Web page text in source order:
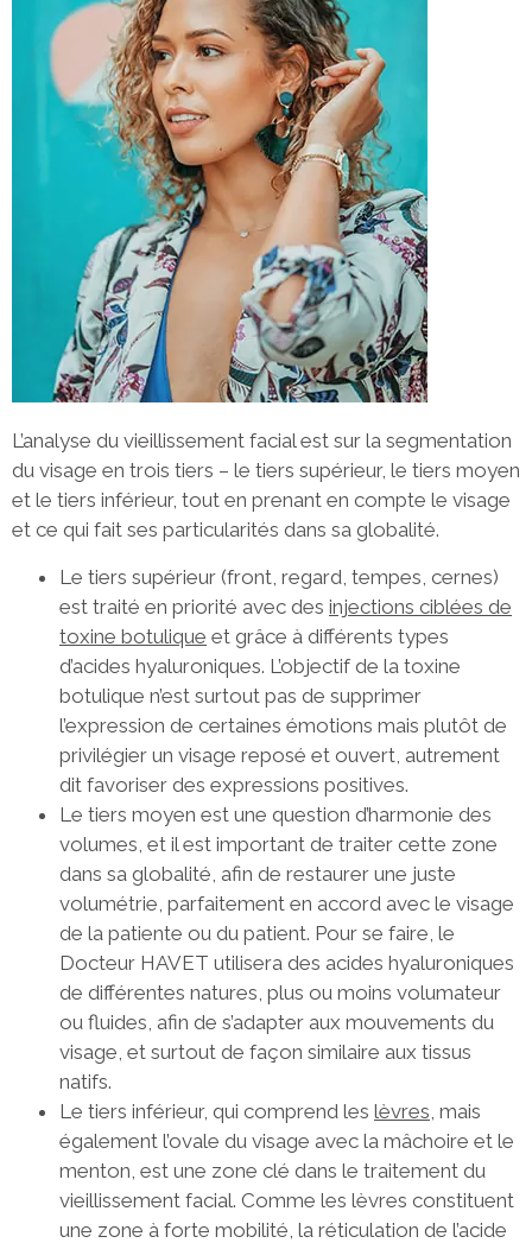
L’analyse du vieillissement facial est sur la segmentation
du visage en trois tiers – le tiers supérieur, le tiers moyen
et le tiers inférieur, tout en prenant en compte le visage
et ce qui fait ses particularités dans sa globalité.
Le tiers supérieur (front, regard, tempes, cernes)
est traité en priorité avec des injections ciblées de
toxine botulique et grâce à différents types
d’acides hyaluroniques. L’objectif de la toxine
botulique n’est surtout pas de supprimer
l’expression de certaines émotions mais plutôt de
privilégier un visage reposé et ouvert, autrement
dit favoriser des expressions positives.
Le tiers moyen est une question d’harmonie des
volumes, et il est important de traiter cette zone
dans sa globalité, afin de restaurer une juste
volumétrie, parfaitement en accord avec le visage
de la patiente ou du patient. Pour se faire, le
Docteur HAVET utilisera des acides hyaluroniques
de différentes natures, plus ou moins volumateur
ou fluides, afin de s’adapter aux mouvements du
visage, et surtout de façon similaire aux tissus
natifs.
Le tiers inférieur, qui comprend les lèvres , mais
également l’ovale du visage avec la mâchoire et le
menton, est une zone clé dans le traitement du
vieillissement facial. Comme les lèvres constituent
une zone à forte mobilité, la réticulation de l’acide